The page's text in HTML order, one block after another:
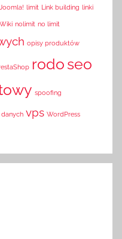
Joomla! limit Link building linki
nolimit no limit
opisy produktów
rodo seo
spoofing
vps WordPress